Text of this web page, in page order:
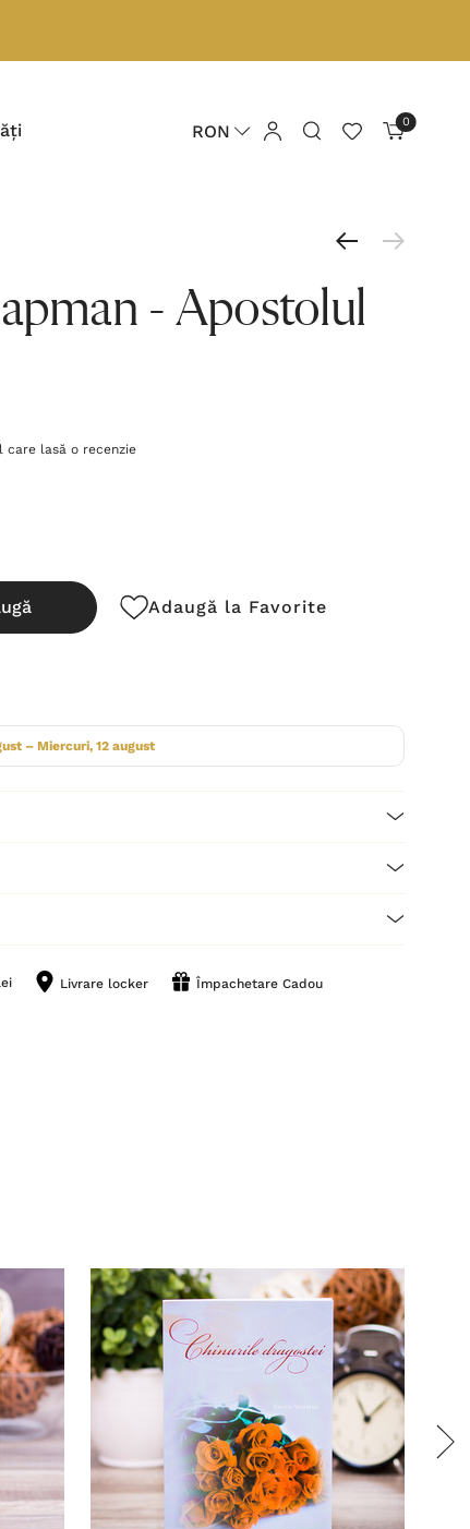
RON 0
- Apostolul
care lasă o recenzie
Adaugă la Favorite
– Miercuri, 12 august
Livrare locker Împachetare Cadou